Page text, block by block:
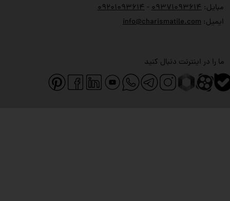
ما را در اینترنت دنبال کنید
مبایل:
۰۹۳۷۱۰۹۳۶۱۴ - ۰۹۲۰۱۰۹۳۶۱۴
ایمیل:info@charismatile.com